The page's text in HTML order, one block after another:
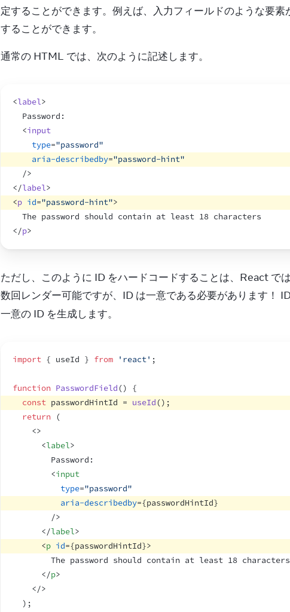
定することができます。例えば、入力フィールドのような要
することができます。
通常の HTML では、次のように記述します。
<label>
  Password:
<input
type="password"
aria-describedby="password-hint"
/>
</label>
<p id="password-hint">
  The password should contain at least 18 characters
</p>
ただし、このように ID をハードコードすることは、React で
数回レンダー可能ですが、ID は一意である必要があります！
一意の ID を生成します。
import { useId } from 'react' ;
function PasswordField()
{
const passwordHintId = useId() ;
return
(
<>
<label>
        Password:
<input
type="password"
aria-describedby={passwordHintId}
/>
</label>
<p id={passwordHintId}>
        The password should contain at least 18 characters
</p>
</>
) ;